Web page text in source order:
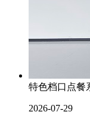
特色档口点餐
2026-07-29